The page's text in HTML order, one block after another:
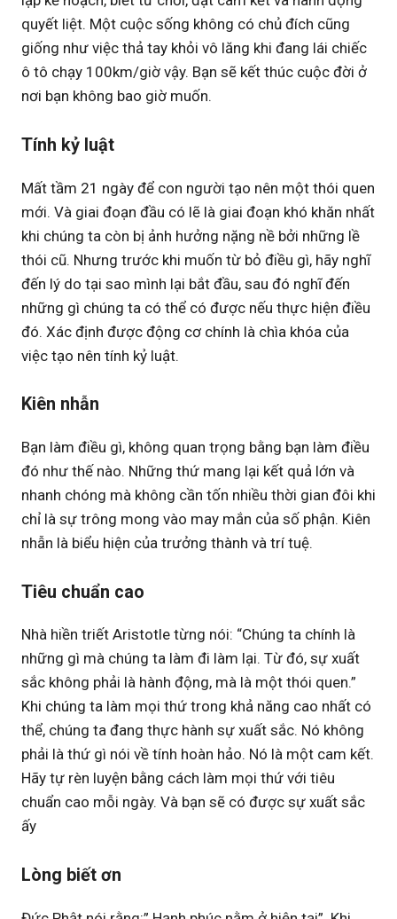
quyết liệt. Một cuộc sống không có chủ đích cũng
giống như việc thả tay khỏi vô lăng khi đang lái chiếc
ô tô chạy 100km/giờ vậy. Bạn sẽ kết thúc cuộc đời ở
nơi bạn không bao giờ muốn.
Tính kỷ luật
Mất tầm 21 ngày để con người tạo nên một thói quen
mới. Và giai đoạn đầu có lẽ là giai đoạn khó khăn nhất
khi chúng ta còn bị ảnh hưởng nặng nề bởi những lề
thói cũ. Nhưng trước khi muốn từ bỏ điều gì, hãy nghĩ
đến lý do tại sao mình lại bắt đầu, sau đó nghĩ đến
những gì chúng ta có thể có được nếu thực hiện điều
đó. Xác định được động cơ chính là chìa khóa của
việc tạo nên tính kỷ luật.
Kiên nhẫn
Bạn làm điều gì, không quan trọng bằng bạn làm điều
đó như thế nào. Những thứ mang lại kết quả lớn và
nhanh chóng mà không cần tốn nhiều thời gian đôi khi
chỉ là sự trông mong vào may mắn của số phận. Kiên
nhẫn là biểu hiện của trưởng thành và trí tuệ.
Tiêu chuẩn cao
Nhà hiền triết Aristotle từng nói: “Chúng ta chính là
những gì mà chúng ta làm đi làm lại. Từ đó, sự xuất
sắc không phải là hành động, mà là một thói quen.”
Khi chúng ta làm mọi thứ trong khả năng cao nhất có
thể, chúng ta đang thực hành sự xuất sắc. Nó không
phải là thứ gì nói về tính hoàn hảo. Nó là một cam kết.
Hãy tự rèn luyện bằng cách làm mọi thứ với tiêu
chuẩn cao mỗi ngày. Và bạn sẽ có được sự xuất sắc
ấy
Lòng biết ơn